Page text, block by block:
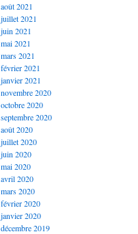
août 2021
juillet 2021
juin 2021
mai 2021
mars 2021
février 2021
janvier 2021
novembre 2020
octobre 2020
septembre 2020
août 2020
juillet 2020
juin 2020
mai 2020
avril 2020
mars 2020
février 2020
janvier 2020
décembre 2019